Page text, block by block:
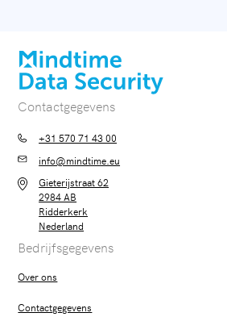
Contactgegevens
+31 570 71 43 00
info@mindtime.eu
Gieterijstraat 62
2984 AB
Ridderkerk
Nederland
Bedrijfsgegevens
Over ons
Contactgegevens